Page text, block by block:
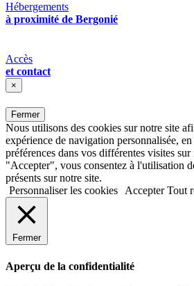
Hébergements
à proximité de Bergonié
Accès
et contact
×
Fermer
Nous utilisons des cookies sur notre site
expérience de navigation personnalisée,
préférences dans vos différentes visites
"Accepter", vous consentez à l'utilisation
présents sur notre site.
Personnaliser les cookies
Accepter Tout
Fermer
Aperçu de la confidentialité